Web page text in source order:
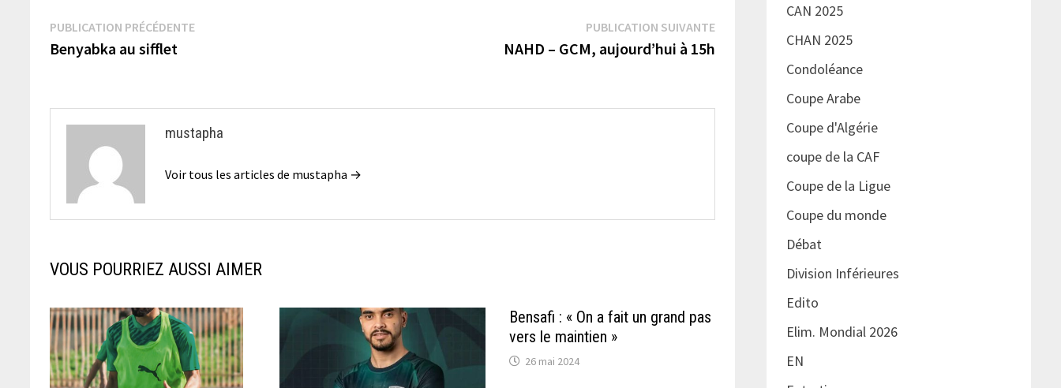
Navigation
de
PUBLICATION PRÉCÉDENTEPublication
Benyabka au sifflet
PUBLICATION SUIVANTEPublication
suivante :
NAHD – GCM, aujourd’hui à 15h
mustapha
Voir tous les articles de mustapha →
VOUS POURRIEZ AUSSI AIMER
Bensafi : « On a fait un grand pas
vers le maintien »
26 mai 2024
CAN 2025
CHAN 2025
Condoléance
Coupe Arabe
Coupe d'Algérie
coupe de la CAF
Coupe de la Ligue
Coupe du monde
Débat
Division Inférieures
Edito
Elim. Mondial 2026
EN